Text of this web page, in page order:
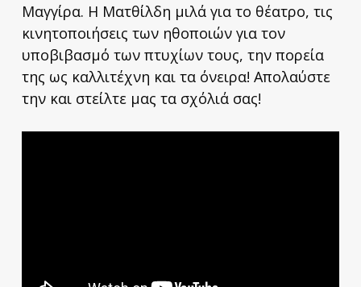
Μαγγίρα. Η Ματθίλδη μιλά για το θέατρο, τις
κινητοποιήσεις των ηθοποιών για τον
υποβιβασμό των πτυχίων τους, την πορεία
της ως καλλιτέχνη και τα όνειρα! Απολαύστε
την και στείλτε μας τα σχόλιά σας!